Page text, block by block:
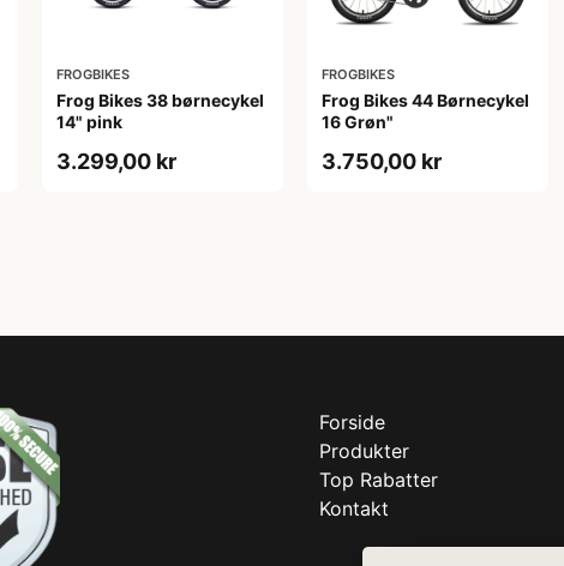
FROGBIKES
Frog Bikes 38 børnecykel
14" pink
3.299,00 kr
FROGBIKES
Frog Bikes 44 Børnecykel
16 Grøn"
3.750,00 kr
Forside
Produkter
Top Rabatter
Kontakt